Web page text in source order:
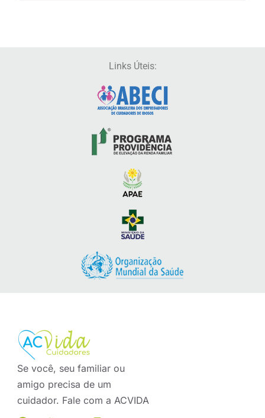
Links Úteis:
Se você, seu familiar ou
amigo precisa de um
cuidador. Fale com a ACVIDA